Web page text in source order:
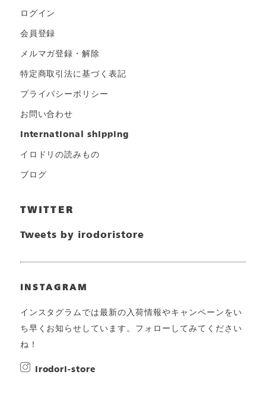
ログイン
会員登録
メルマガ登録・解除
特定商取引法に基づく表記
プライバシーポリシー
お問い合わせ
international shipping
イロドリの読みもの
ブログ
TWITTER
Tweets by irodoristore
INSTAGRAM
インスタグラムでは最新の入荷情報やキャンペーンをい
ち早くお知らせしています。フォローしてみてください
ね！
irodori-store